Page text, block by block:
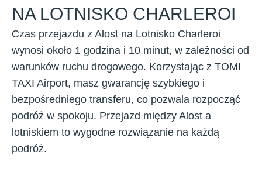
NA LOTNISKO CHARLEROI
Czas przejazdu z Alost na Lotnisko Charleroi
wynosi około 1 godzina i 10 minut, w zależności od
warunków ruchu drogowego. Korzystając z TOMI
TAXI Airport, masz gwarancję szybkiego i
bezpośredniego transferu, co pozwala rozpocząć
podróż w spokoju. Przejazd między Alost a
lotniskiem to wygodne rozwiązanie na każdą
podróż.